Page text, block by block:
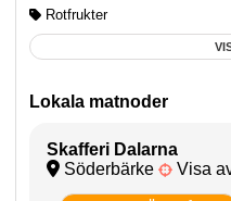
Rotfrukter
Lokala matnoder
Skafferi Dalarna
Söderbärke
Visa